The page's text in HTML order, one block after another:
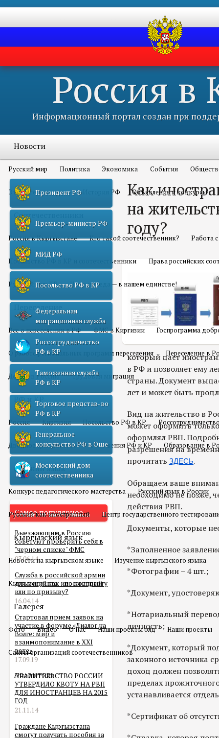
Россия в
Информационный портал создан при
Новости
Русский мир Политика Экономика События
Это интересно всем История РФ Объявления и конкурсы
Соотечественники
Россия в Кыргызстане Кто такой соотечественник? Работа
Посольство РФ в КР и соотечественники Права российских
Русский мир КР Наша победа — в нашем единстве!
Переселение
Все о переселении в РФ ФМС в Киргизии Госпрограмма
О работе региональных программ переселения Переселение в
Домой в Россию Трудовая миграция
РФ и КР
Россия Киргизия Посольство РФ в КР
Двойное гражданство Отношения РФ и КР Образование в
Русский язык
Конкурс педагогического мастерства Русский язык в России
Русский как иностранный Центр государственного
Кыргызский язык
Новости на кыргызском языке Изучение кыргызского языка
Кыргызский как иностранный
Галерея
Фото Видео О нас Наши проекты олд Наши проекты
Сайты организаций соотечественников
Аналитика
Президент РФ
Премьер-министр РФ
МИД РФ
Посольство РФ в КР
Федеральная
миграционная служба
Россотрудничество
РФ в КР
Таможенная служба
РФ в КР
Торговое представ-во
РФ в КР
Генеральное
консульство РФ в Оше
Московский дом
соотечественника
Самое популярное
Выезжающим в Россию
советуют проверить себя в
"черном списке" ФМС
03.06.14
Служба в российской армии
для мигранта – по контракту
или по призыву?
16.04.14
Стартовал прием заявок на
участие в форуме «Диалог на
Волге: мир и
взаимопонимание в XXI
веке»
17.09.19
ПРАВИТЕЛЬСТВО РОССИИ
УТВЕРДИЛО КВОТУ НА РВП
ДЛЯ ИНОСТРАНЦЕВ НА 2015
ГОД
21.11.14
Граждане Кыргызстана
смогут получать пособия за
Как
на
году?
который дает
в РФ и позволяет ему
страны. Документ
лет и может быть
Вид на жительство в
может оформить
оформлял РВП.
разрешения на
прочитать ЗДЕСЬ.
Обращаем ваше
необходимо не позже,
действия РВП.
Документы, которые
*Заполненное
*Фотографии – 4 шт.;
*Документ,
*Нотариальный
личность;
*Документ, который
законного источника
доход должен
пределах
устанавливается
*Сертификат об